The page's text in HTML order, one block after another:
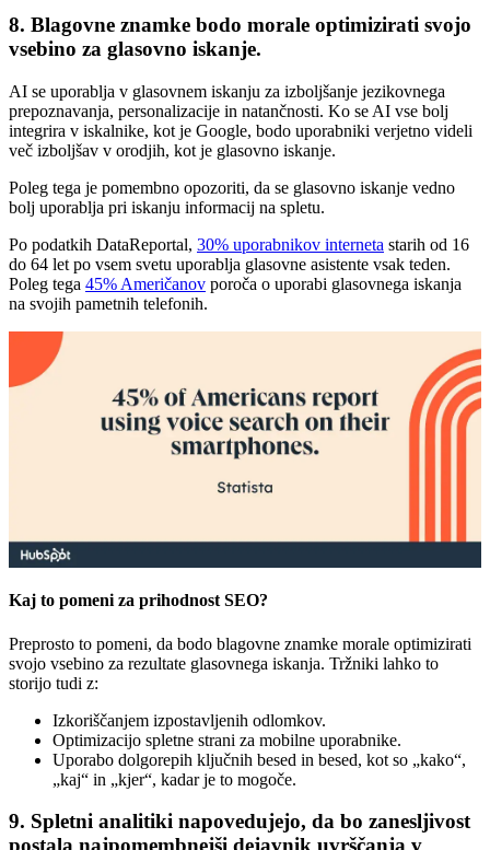
8. Blagovne znamke bodo morale optimizirati svojo
vsebino za glasovno iskanje.
AI se uporablja v glasovnem iskanju za izboljšanje jezikovnega
prepoznavanja, personalizacije in natančnosti. Ko se AI vse bolj
integrira v iskalnike, kot je Google, bodo uporabniki verjetno videli
več izboljšav v orodjih, kot je glasovno iskanje.
Poleg tega je pomembno opozoriti, da se glasovno iskanje vedno
bolj uporablja pri iskanju informacij na spletu.
Po podatkih DataReportal, 30% uporabnikov interneta starih od 16
do 64 let po vsem svetu uporablja glasovne asistente vsak teden.
Poleg tega 45% Američanov poroča o uporabi glasovnega iskanja
na svojih pametnih telefonih.
Kaj to pomeni za prihodnost SEO?
Preprosto to pomeni, da bodo blagovne znamke morale optimizirati
svojo vsebino za rezultate glasovnega iskanja. Tržniki lahko to
storijo tudi z:
Izkoriščanjem izpostavljenih odlomkov.
Optimizacijo spletne strani za mobilne uporabnike.
Uporabo dolgorepih ključnih besed in besed, kot so „kako“,
„kaj“ in „kjer“, kadar je to mogoče.
9. Spletni analitiki napovedujejo, da bo zanesljivost
postala najpomembnejši dejavnik uvrščanja v